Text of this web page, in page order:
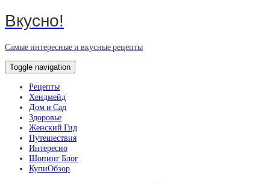
Вкусно!
Самые интересные и вкусные рецепты
Toggle navigation
Рецепты
Хендмейд
Дом и Сад
Здоровье
Женский Гид
Путешествия
Интересно
Шопинг Блог
КупиОбзор